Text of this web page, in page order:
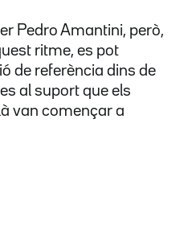
Pedro Amantini, però,
ritme, es pot
de referència dins de
al suport que els
van començar a